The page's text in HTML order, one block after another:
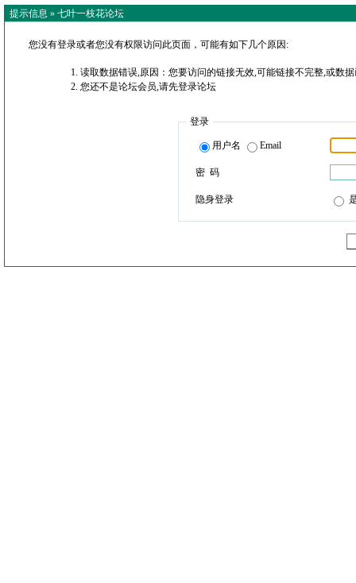
提示信息 » 七叶一枝花论坛
您没有登录或者您没有权限访问此页面，可能有如下几个原因:
读取数据错误,原因：您要访问的链接无效,可能链接不完整,或数
您还不是论坛会员,请先登录论坛
登录
用户名 Email
密 码
隐身登录